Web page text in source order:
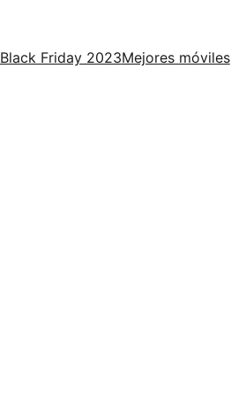
Black Friday 2023Mejores móviles